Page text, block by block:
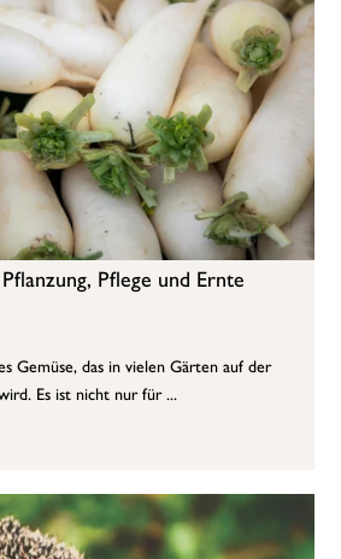
Pflege und Ernte
Gemüse, das in vielen Gärten auf der
Es ist nicht nur für ...